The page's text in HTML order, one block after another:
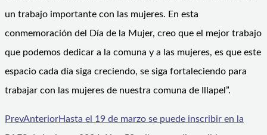
un trabajo importante con las mujeres. En esta
conmemoración del Día de la Mujer, creo que el mejor trabajo
que podemos dedicar a la comuna y a las mujeres, es que este
espacio cada día siga creciendo, se siga fortaleciendo para
trabajar con las mujeres de nuestra comuna de Illapel”.
PrevAnteriorHasta el 19 de marzo se puede inscribir en la